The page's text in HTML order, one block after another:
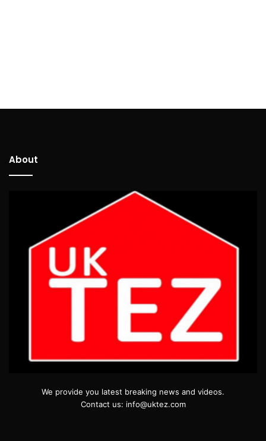
About
We provide you latest breaking news and videos.
Contact us: info@uktez.com